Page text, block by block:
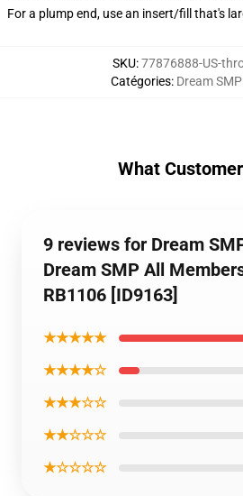
For a plump end, use an insert/fill that's
SKU:77876888-US-
Catégories: Dream
What
9 reviews for Dream
Dream SMP All
RB1106 [ID9163]
★★★★★
★★★★☆
★★★☆☆
★★☆☆☆
★☆☆☆☆